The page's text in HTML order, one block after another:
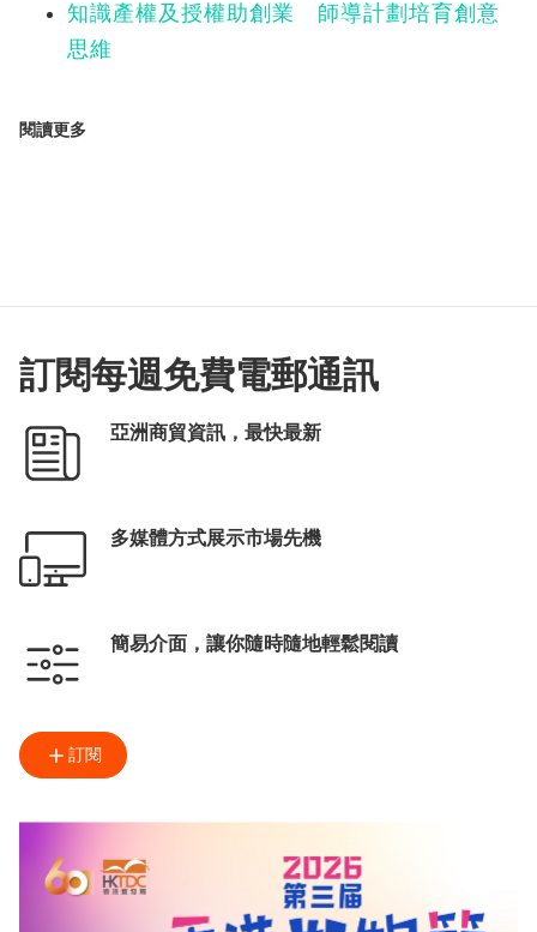
知識產權及授權助創業 師導計劃培育創意
思維
閱讀更多
訂閱每週免費電郵通訊
亞洲商貿資訊，最快最新
多媒體方式展示市場先機
簡易介面，讓你隨時隨地輕鬆閱讀
訂閱